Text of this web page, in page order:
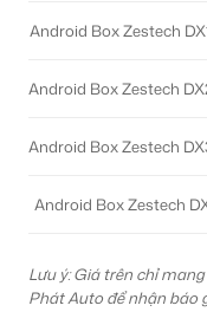
Android Box Zestech
Android Box Zestech
Android Box Zestech
Android Box Zestech
Lưu ý: Giá trên chỉ
Phát Auto để nhận báo